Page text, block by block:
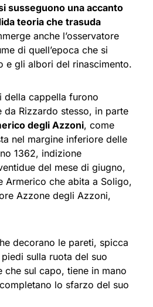
susseguono una accanto
teoria che trasuda
anche l’osservatore
di quell’epoca che si
e gli albori del rinascimento.
della cappella furono
da Rizzardo stesso, in parte
degli Azzoni, come
nel margine inferiore delle
1362, indizione
del mese di giugno,
Armerico che abita a Soligo,
Azzone degli Azzoni,
decorano le pareti, spicca
sulla ruota del suo
che sul capo, tiene in mano
lo sfarzo del suo